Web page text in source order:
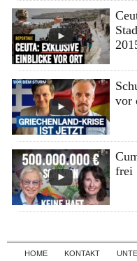
vor
frei
HOME KONTAKT